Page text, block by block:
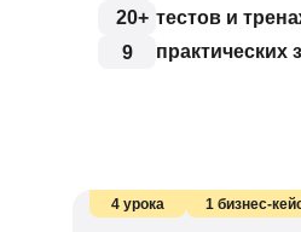
20+ тестов и
9
практических
4 урока 1 бизнес-